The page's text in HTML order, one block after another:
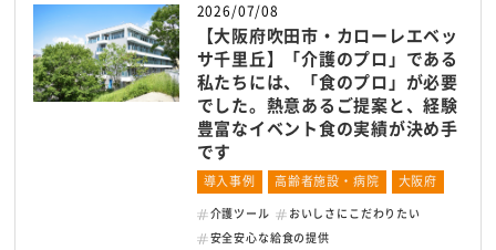
安全・安心への取り組み
採用情報
サービス提供までの流れ
2026/07/08
【大阪府吹田市・カローレエベッ
サ千里丘】「介護のプロ」である
私たちには、「食のプロ」が必要
でした。熱意あるご提案と、経験
豊富なイベント食の実績が決め手
です
導入事例 高齢者施設・病院 大阪府
介護ツール
おいしさにこだわりたい
安全安心な給食の提供